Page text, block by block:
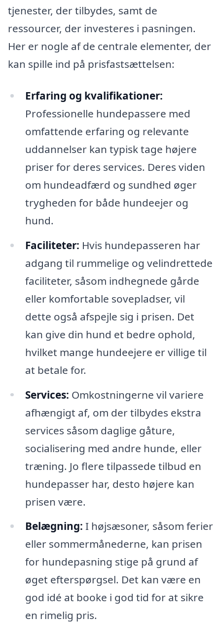
tjenester, der tilbydes, samt de
ressourcer, der investeres i pasningen.
Her er nogle af de centrale elementer, der
kan spille ind på prisfastsættelsen:
Erfaring og kvalifikationer:
Professionelle hundepassere med
omfattende erfaring og relevante
uddannelser kan typisk tage højere
priser for deres services. Deres viden
om hundeadfærd og sundhed øger
trygheden for både hundeejer og
hund.
Faciliteter: Hvis hundepasseren har
adgang til rummelige og velindrettede
faciliteter, såsom indhegnede gårde
eller komfortable sovepladser, vil
dette også afspejle sig i prisen. Det
kan give din hund et bedre ophold,
hvilket mange hundeejere er villige til
at betale for.
Services: Omkostningerne vil variere
afhængigt af, om der tilbydes ekstra
services såsom daglige gåture,
socialisering med andre hunde, eller
træning. Jo flere tilpassede tilbud en
hundepasser har, desto højere kan
prisen være.
Belægning: I højsæsoner, såsom ferier
eller sommermånederne, kan prisen
for hundepasning stige på grund af
øget efterspørgsel. Det kan være en
god idé at booke i god tid for at sikre
en rimelig pris.